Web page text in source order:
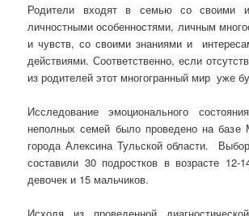
Родители входят в семью со своими
личностными особенностями, личным
и чувств, со своими знаниями и
действиями. Соответственно, если
из родителей этот многогранный мир уже
Исследование эмоционального
неполных семей было проведено на
города Алексина Тульской области.
составили 30 подростков в возрасте
девочек и 15 мальчиков.